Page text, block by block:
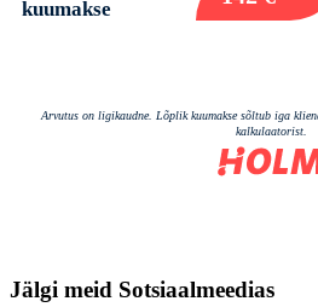
Jälgi meid Sotsiaalmeedias